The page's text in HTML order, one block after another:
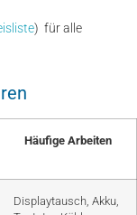
) für alle
Häufige Arbeiten
Displaytausch, Akku,